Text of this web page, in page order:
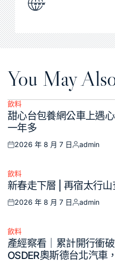
You May
Posted
in
飲料
甜心台包養網公車上遇
一年多
Posted
2026 年 8 月 7 日
Posted
admin
Posted
in
飲料
新春走下層 | 再宿太行
Posted
2026 年 8 月 7 日
Posted
admin
Posted
in
飲料
產經察看｜累計開行衝
OSDER奧斯德台北汽車